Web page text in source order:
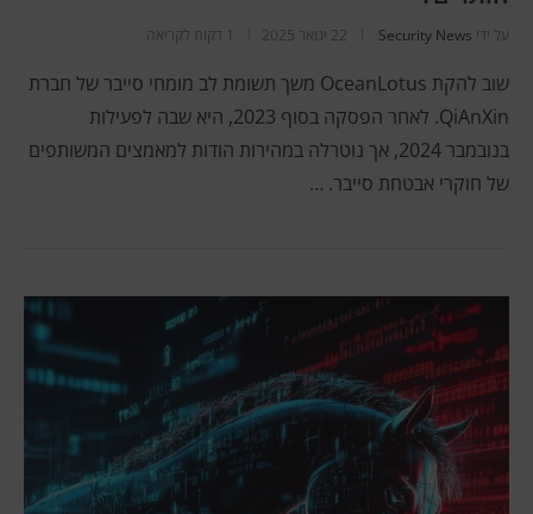
על ידי Security News 22 ינואר 2025 1 דקות לקריאה
שוב להקת OceanLotus משך תשומת לב מומחי סייבר של חברת
QiAnXin. לאחר הפסקה בסוף 2023, היא שבה לפעילות
בנובמבר 2024, אך נוטרלה במהירות הודות למאמצים המשותפים
של חוקרי אבטחת סייבר. …